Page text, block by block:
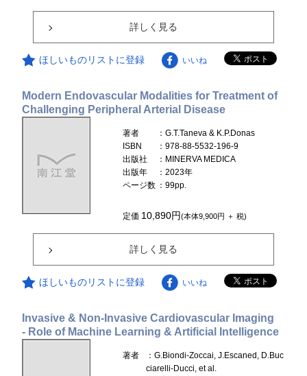
詳しく見る
ほしいものリストに登録 いいね
Modern Endovascular Modalities for Treatment of
Challenging Peripheral Arterial Disease
著者
：G.T.Taneva & K.P.Donas
ISBN
：978-88-5532-196-9
出版社
：MINERVA MEDICA
出版年
：2023年
ページ数 ：99pp.
定価 10,890円(本体9,900円 ＋ 税)
詳しく見る
ほしいものリストに登録 いいね
Invasive & Non-Invasive Cardiovascular Imaging
- Role of Machine Learning & Artificial Intelligence
著者
：G.Biondi-Zoccai, J.Escaned, D.Buc
ciarelli-Ducci, et al.